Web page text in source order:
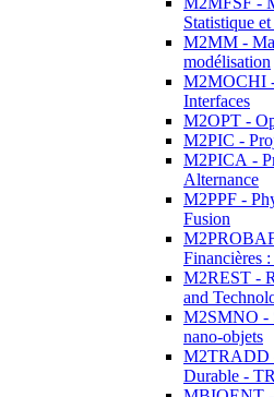
Statistique
M2MM -
modélisation
M2MOCHI
Interfaces
M2OPT -
M2PIC -
M2PICA -
Alternance
M2PPF -
Fusion
Financières
M2REST -
and
M2SMNO -
nano-objets
M2TRADD
Durable -